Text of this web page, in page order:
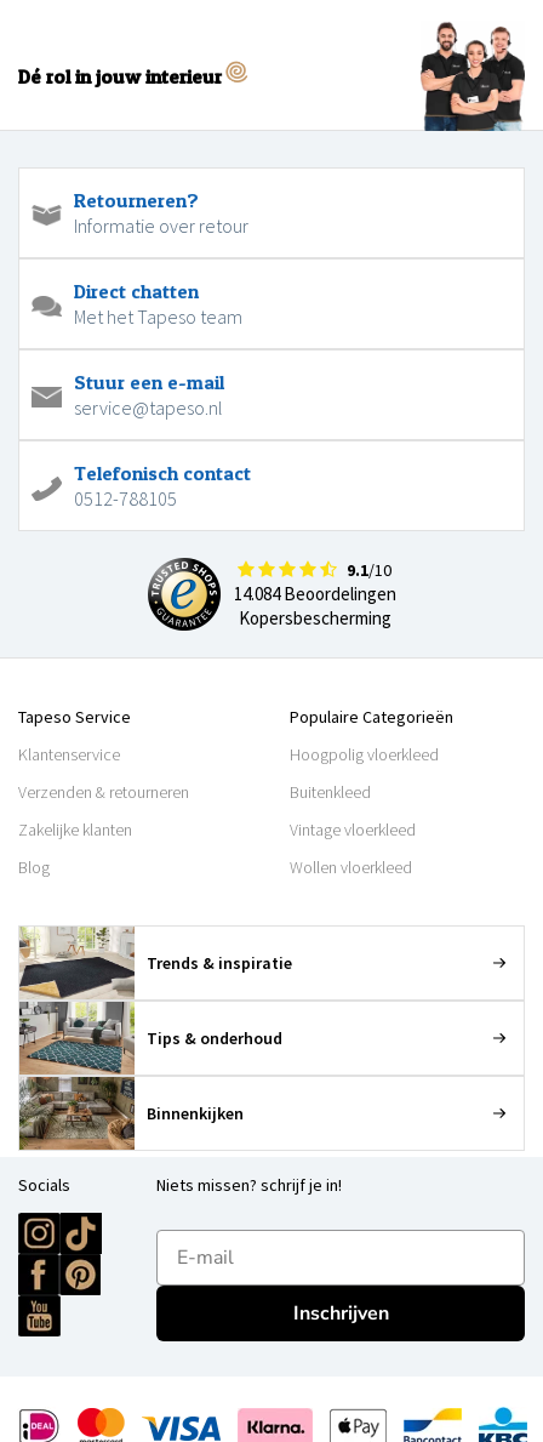
Dé rol in jouw interieur
Retourneren?
Informatie over retour
Direct chatten
Met het Tapeso team
Stuur een e-mail
service@tapeso.nl
Telefonisch contact
0512-788105
9.1/10
14.084 Beoordelingen
Kopersbescherming
Tapeso Service
Klantenservice
Verzenden & retourneren
Zakelijke klanten
Blog
Populaire Categorieën
Hoogpolig vloerkleed
Buitenkleed
Vintage vloerkleed
Wollen vloerkleed
Trends & inspiratie
Tips & onderhoud
Binnenkijken
Socials Niets missen? schrijf je in!
E-mailadres
Inschrijven